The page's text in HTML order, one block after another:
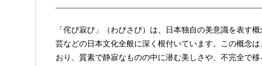
「侘び寂び」（わびさび）は、日本独自の美意識を表す
芸などの日本文化全般に深く根付いています。この概念
おり、質素で静寂なものの中に潜む美しさや、不完全で